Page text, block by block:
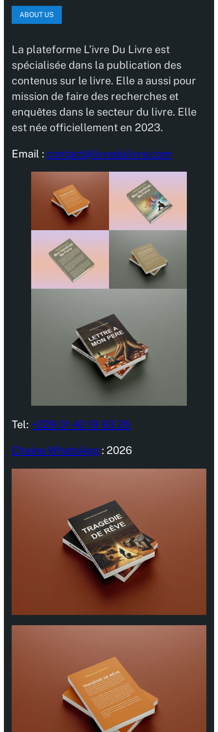
ABOUT US
La plateforme L’ivre Du Livre est
spécialisée dans la publication des
contenus sur le livre. Elle a aussi pour
mission de faire des recherches et
enquêtes dans le secteur du livre. Elle
est née officiellement en 2023.
Email : contact@livredulivre.com
Tel: +229 01 40 19 93 26
Chaine WhatsApp : 2026